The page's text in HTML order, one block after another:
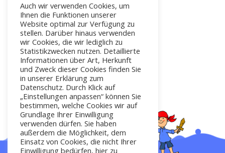
Auch wir verwenden Cookies, um
Ihnen die Funktionen unserer
Website optimal zur Verfügung zu
stellen. Darüber hinaus verwenden
wir Cookies, die wir lediglich zu
Statistikzwecken nutzen. Detaillierte
Informationen über Art, Herkunft
und Zweck dieser Cookies finden Sie
in unserer Erklärung zum
Datenschutz. Durch Klick auf
„Einstellungen anpassen“ können Sie
bestimmen, welche Cookies wir auf
Grundlage Ihrer Einwilligung
verwenden dürfen. Sie haben
außerdem die Möglichkeit, dem
Einsatz von Cookies, die nicht Ihrer
Einwilligung bedürfen, hier zu